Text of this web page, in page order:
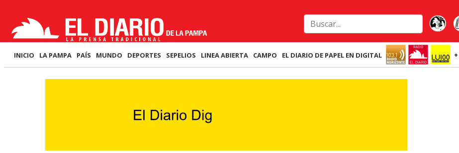
INICIO LA PAMPA PAÍS MUNDO DEPORTES SEPELIOS LINEA ABIERTA CAMPO EL DIARIO DE PAPEL EN DIGITAL